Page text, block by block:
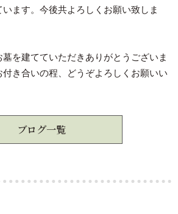
ます。今後共よろしくお願い致しま
を建てていただきありがとうございま
付き合いの程、どうぞよろしくお願いい
ブログ一覧